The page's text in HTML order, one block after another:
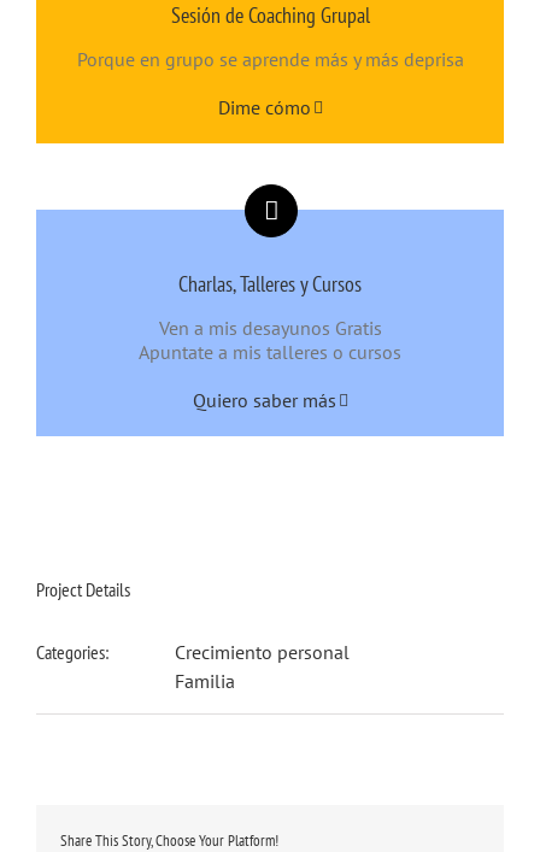
Sesión de Coaching Grupal
Porque en grupo se aprende más y más deprisa
Dime cómo
Charlas, Talleres y Cursos
Ven a mis desayunos Gratis
Apuntate a mis talleres o cursos
Quiero saber más
Project Details
Categories:
Crecimiento personal
Familia
Share This Story, Choose Your Platform!